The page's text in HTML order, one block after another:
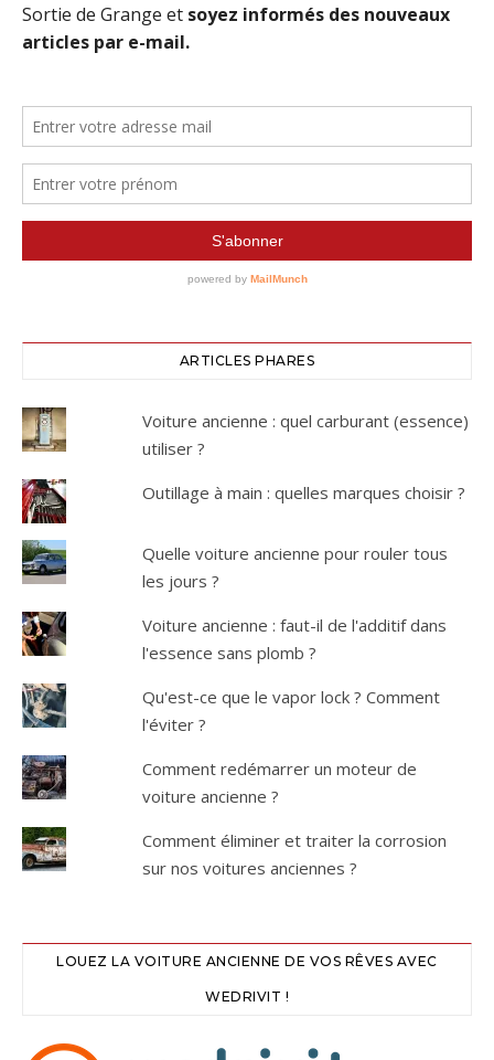
ARTICLES PHARES
Voiture ancienne : quel carburant (essence)
utiliser ?
Outillage à main : quelles marques choisir ?
Quelle voiture ancienne pour rouler tous
les jours ?
Voiture ancienne : faut-il de l'additif dans
l'essence sans plomb ?
Qu'est-ce que le vapor lock ? Comment
l'éviter ?
Comment redémarrer un moteur de
voiture ancienne ?
Comment éliminer et traiter la corrosion
sur nos voitures anciennes ?
LOUEZ LA VOITURE ANCIENNE DE VOS RÊVES AVEC
WEDRIVIT !